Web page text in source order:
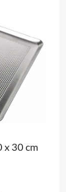
x 30 cm